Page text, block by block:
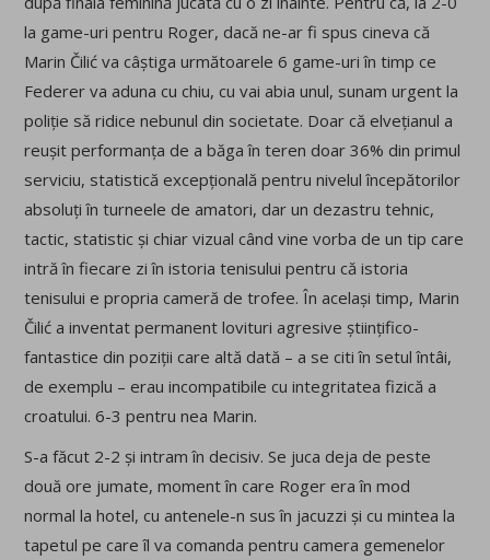
la game-uri pentru Roger, dacă ne-ar fi spus cineva că
Marin Čilić va câștiga următoarele 6 game-uri în timp ce
Federer va aduna cu chiu, cu vai abia unul, sunam urgent la
poliție să ridice nebunul din societate. Doar că elvețianul a
reușit performanța de a băga în teren doar 36% din primul
serviciu, statistică excepțională pentru nivelul începătorilor
absoluți în turneele de amatori, dar un dezastru tehnic,
tactic, statistic și chiar vizual când vine vorba de un tip care
intră în fiecare zi în istoria tenisului pentru că istoria
tenisului e propria cameră de trofee. În același timp, Marin
Čilić a inventat permanent lovituri agresive științifico-
fantastice din poziții care altă dată – a se citi în setul întâi,
de exemplu – erau incompatibile cu integritatea fizică a
croatului. 6-3 pentru nea Marin.
S-a făcut 2-2 și intram în decisiv. Se juca deja de peste
două ore jumate, moment în care Roger era în mod
normal la hotel, cu antenele-n sus în jacuzzi și cu mintea la
tapetul pe care îl va comanda pentru camera gemenelor